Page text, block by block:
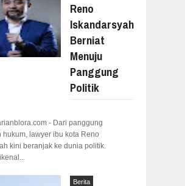
Reno
Iskandarsyah
Berniat
Menuju
Panggung
Politik
- Dari panggung
hukum, lawyer ibu kota Reno
kini beranjak ke dunia politik.
Berita